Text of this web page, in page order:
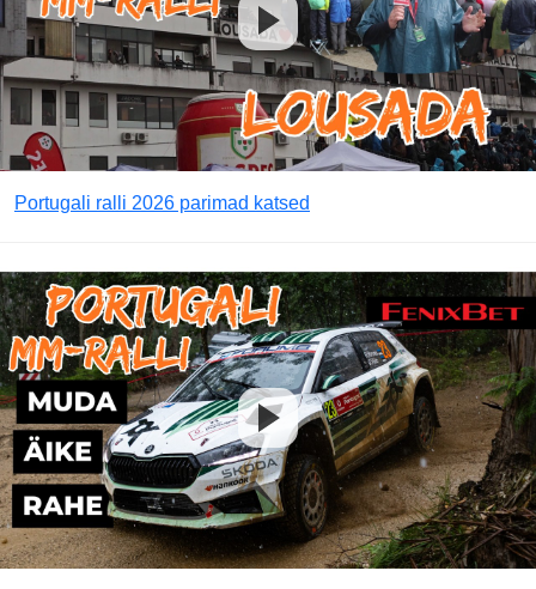
Portugali ralli 2026 parimad katsed